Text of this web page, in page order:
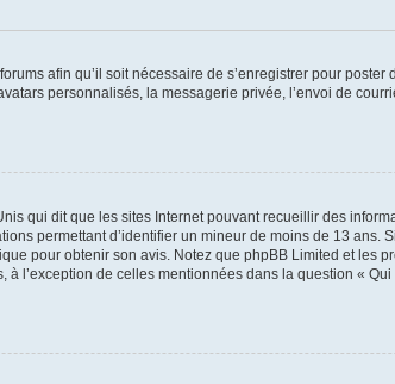
afin qu’il soit nécessaire de s’enregistrer pour
personnalisés, la messagerie privée, l’envoi de
qui dit que les sites Internet pouvant recueillir des
permettant d’identifier un mineur de moins de 13 ans.
pour obtenir son avis. Notez que phpBB Limited et les
l’exception de celles mentionnées dans la question «